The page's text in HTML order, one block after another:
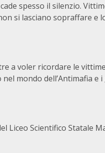
spesso il silenzio.
si lasciano sopraffare e
a voler ricordare le
mondo dell’Antimafia e
Liceo Scientifico Statale